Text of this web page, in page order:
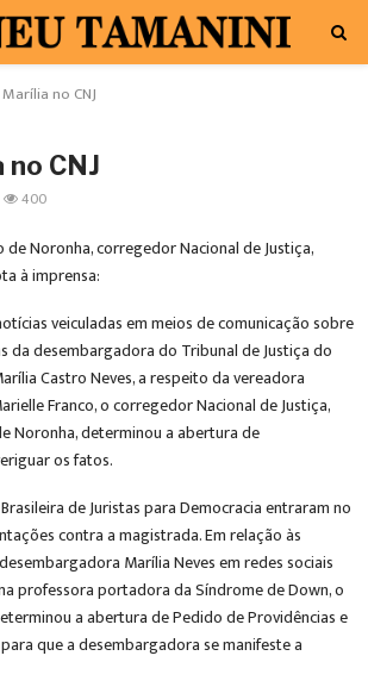
no CNJ
no CNJ
400
Noronha, corregedor Nacional de Justiça,
à imprensa:
veiculadas em meios de comunicação sobre
da desembargadora do Tribunal de Justiça do
Castro Neves, a respeito da vereadora
Franco, o corregedor Nacional de Justiça,
Noronha, determinou a abertura de
os fatos.
de Juristas para Democracia entraram no
contra a magistrada. Em relação às
Marília Neves em redes sociais
professora portadora da Síndrome de Down, o
a abertura de Pedido de Providências e
que a desembargadora se manifeste a